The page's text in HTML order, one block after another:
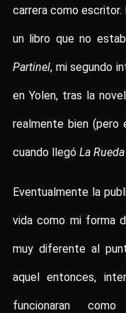
carrera como
un libro que no
Partinel, mi segundo
en Yolen, tras la
realmente bien (pero
cuando llegó La
Eventualmente la
vida como mi forma
muy diferente al
aquel entonces,
funcionaran